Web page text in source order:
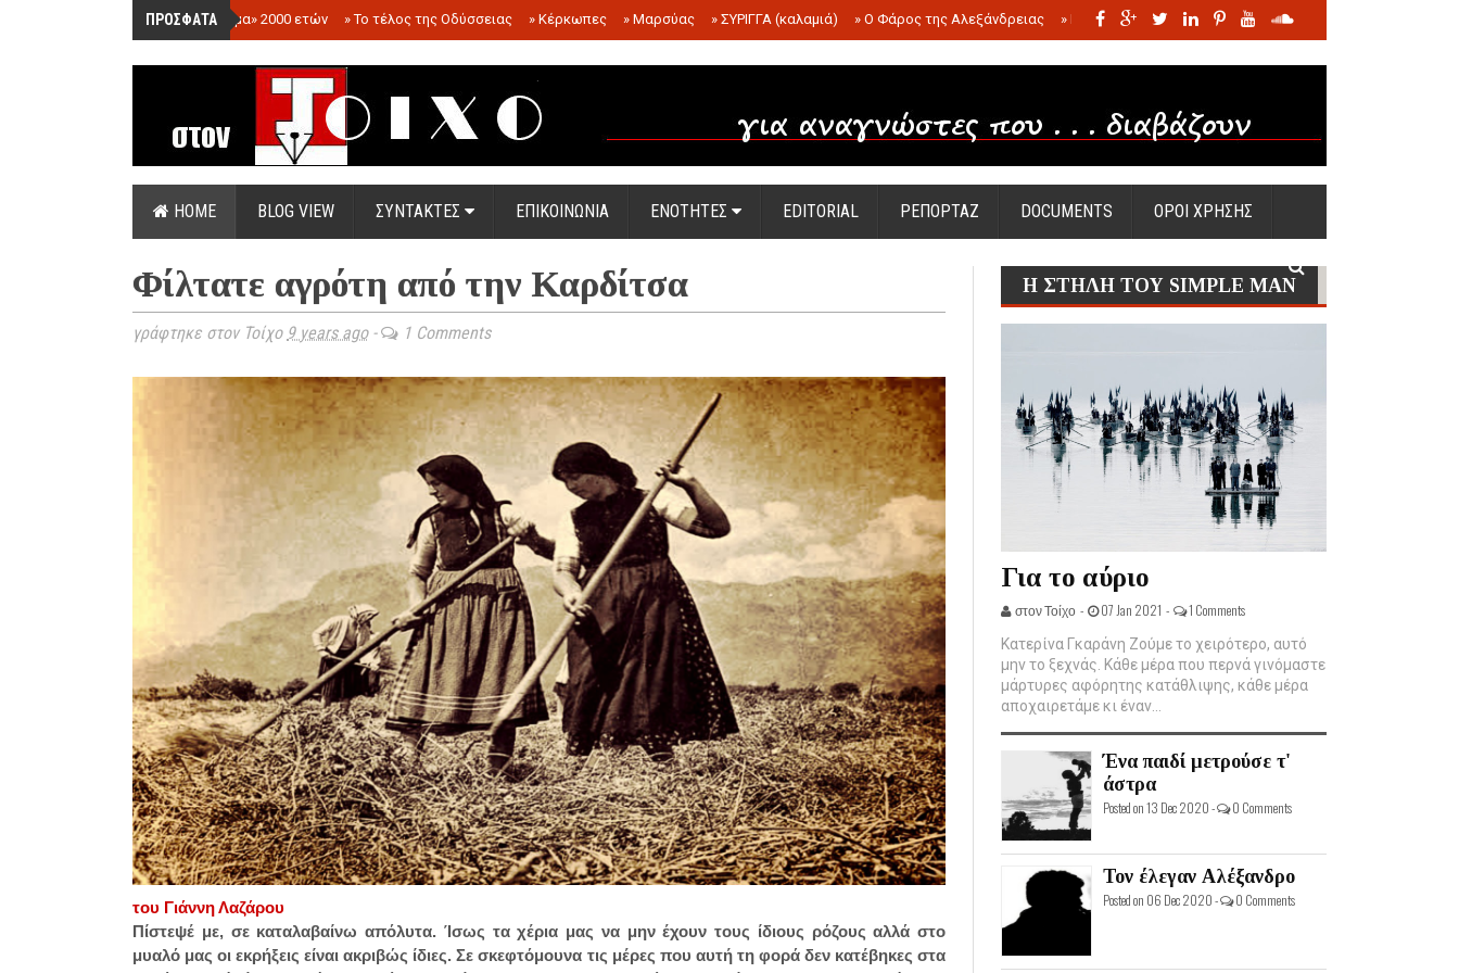
ΠΡΟΣΦΑΤΑ
»«Ολόγραμμα» 2000 ετών »Το τέλος της Οδύσσειας » Κέρκωπες » Μαρσύας » ΣΥΡΙΓΓΑ (καλαμιά) » Ο Φάρος της Αλεξάνδρειας » Η σφαγή των νηπίων της Σάντας
.
HOME BLOG VIEW ΣΥΝΤΑΚΤΕΣ ΕΠΙΚΟΙΝΩΝΙΑ ΕΝΟΤΗΤΕΣ EDITORIAL ΡΕΠΟΡΤΑΖ DOCUMENTS ΟΡΟΙ ΧΡΗΣΗΣ
Φίλτατε αγρότη από την Καρδίτσα
γράφτηκε στον Τοίχο 9 years ago- 1 Comments
του Γιάννη Λαζάρου
Πίστεψέ με, σε καταλαβαίνω απόλυτα. Ίσως τα χέρια μας να μην έχουν τους ίδιους ρόζους αλλά στο
μυαλό μας οι εκρήξεις είναι ακριβώς ίδιες. Σε σκεφτόμουνα τις μέρες που αυτή τη φορά δεν κατέβηκες στα
Η ΣΤΗΛΗ ΤΟΥ SIMPLE MAN
Για το αύριο
στον Τοίχο - 07 Jan 2021 - 1 Comments
Κατερίνα Γκαράνη Ζούμε το χειρότερο, αυτό
μην το ξεχνάς. Κάθε μέρα που περνά γινόμαστε
μάρτυρες αφόρητης κατάθλιψης, κάθε μέρα
αποχαιρετάμε κι έναν...
Ένα παιδί μετρούσε τ'
άστρα
Posted on 13 Dec 2020 - 0 Comments
Τον έλεγαν Αλέξανδρο
Posted on 06 Dec 2020 - 0 Comments